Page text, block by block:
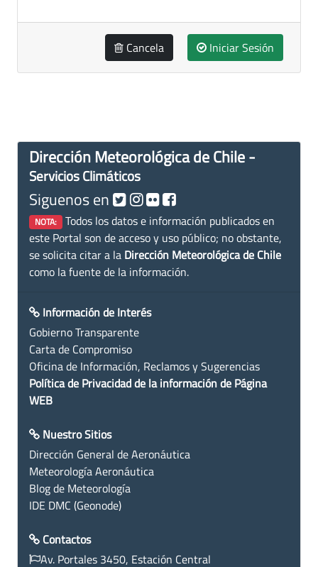
Cancela Iniciar Sesión
Dirección Meteorológica de Chile -
Servicios Climáticos
Siguenos en
NOTA: Todos los datos e información publicados en
este Portal son de acceso y uso público; no obstante,
se solicita citar a la Dirección Meteorológica de Chile
como la fuente de la información.
Información de Interés
Gobierno Transparente
Carta de Compromiso
Oficina de Información, Reclamos y Sugerencias
Política de Privacidad de la información de Página
WEB
Nuestro Sitios
Dirección General de Aeronáutica
Meteorología Aeronáutica
Blog de Meteorología
IDE DMC (Geonode)
Contactos
Av. Portales 3450, Estación Central